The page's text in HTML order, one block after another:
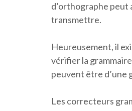
d’orthographe peut
transmettre.
Heureusement, il
vérifier la
peuvent être d’une
Les correcteurs